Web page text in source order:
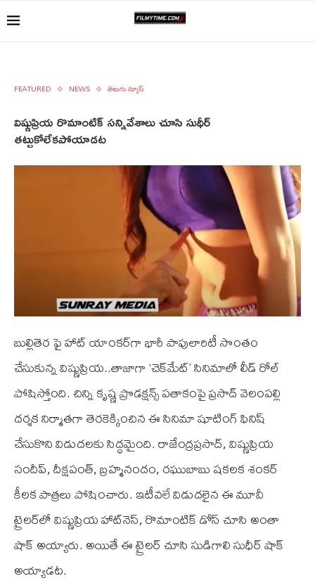
FEATURED NEWS తెలుగు న్యూస్
విష్ణుప్రియ రొమాంటిక్ సన్నివేశాలు చూసి సుధీర్
తట్టుకోలేకపోయాడట
బుల్లితెర ఫై హాట్ యాంకర్‌గా భారీ పాపులారిటీ సొంతం
చేసుకున్న విష్ణుప్రియ..తాజాగా ‘చెక్‌మేట్’ సినిమాలో లీడ్ రోల్
పోషిస్తోంది. చిన్ని కృష్ణ ప్రొడక్షన్స్ పతాకంపై ప్రసాద్ వెలంపల్లి
దర్శక నిర్మాతగా తెరకెక్కించిన ఈ సినిమా షూటింగ్ ఫినిష్
చేసుకొని విడుదలకు సిద్ధమైంది. రాజేంద్రప్రసాద్, విష్ణుప్రియ
సందీప్, దీక్షపంత్, బ్రహ్మనందం, రఘుబాబు షకలక శంకర్
కీలక పాత్రలు పోషించారు. ఇటీవలే విడుదలైన ఈ మూవీ
ట్రైలర్‌లో విష్ణుప్రియ హాట్‌నెస్, రొమాంటిక్ డోస్ చూసి అంతా
షాక్ అయ్యారు. అయితే ఈ ట్రైలర్ చూసి సుడిగాలి సుధీర్ షాక్
అయ్యాడట.